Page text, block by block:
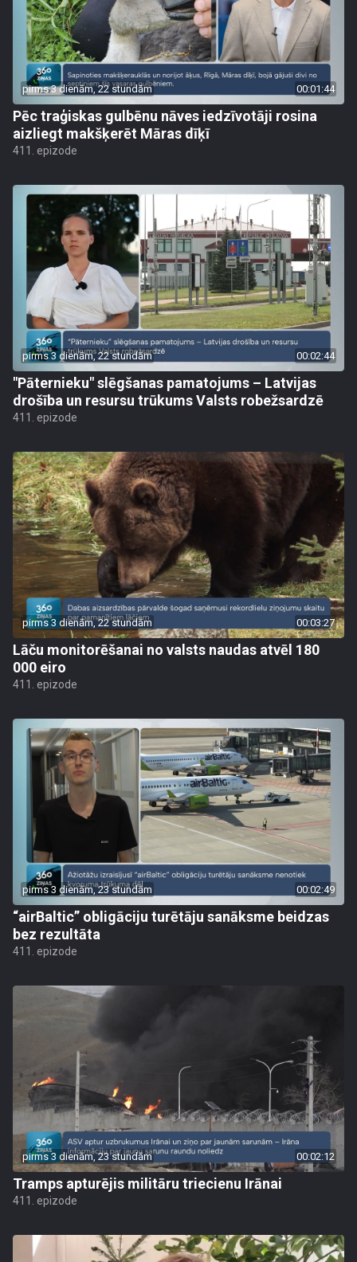
pirms 3 dienām, 22 stundām 00:01:44
Pēc traģiskas gulbēnu nāves iedzīvotāji rosina
aizliegt makšķerēt Māras dīķī
411. epizode
pirms 3 dienām, 22 stundām 00:02:44
"Pāternieku" slēgšanas pamatojums – Latvijas
drošība un resursu trūkums Valsts robežsardzē
411. epizode
pirms 3 dienām, 22 stundām 00:03:27
Lāču monitorēšanai no valsts naudas atvēl 180
000 eiro
411. epizode
pirms 3 dienām, 23 stundām 00:02:49
“airBaltic” obligāciju turētāju sanāksme beidzas
bez rezultāta
411. epizode
pirms 3 dienām, 23 stundām 00:02:12
Tramps apturējis militāru triecienu Irānai
411. epizode